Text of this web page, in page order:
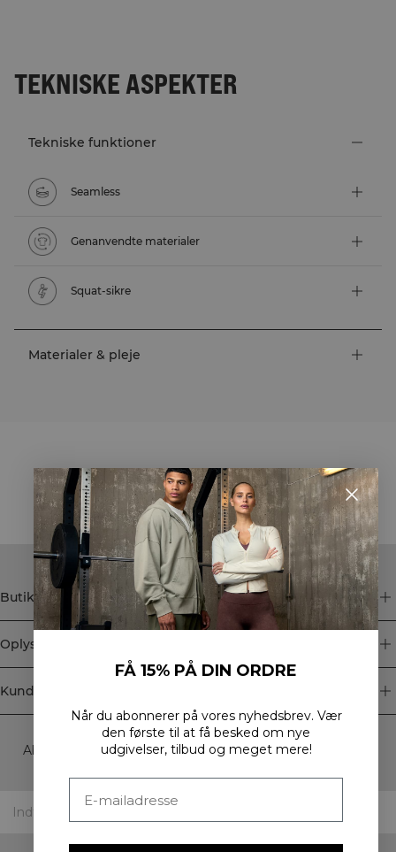
TEKNISKE ASPEKTER
Tekniske funktioner
Seamless
Genanvendte materialer
Squat-sikre
Materialer & pleje
STYLE WITH
Butik
Oplysninger
Kundeservice
Newsletter
Abonner på vores nyhedsbrev! Få eksklusive tilbud, vores
FÅ 15% PÅ DIN ORDRE
Når du abonnerer på vores nyhedsbrev. Vær
den første til at få besked om nye
udgivelser, tilbud og meget mere!